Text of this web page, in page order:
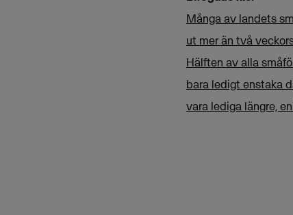
Många av landets
ut mer än två
Hälften av alla
bara ledigt enstaka
vara lediga längre,